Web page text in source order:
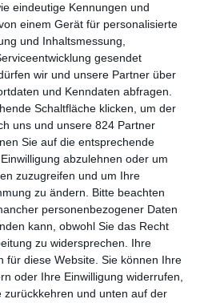
eindeutige Kennungen und
einem Gerät für personalisierte
und Inhaltsmessung,
gesendet
wir und unsere Partner über
und Kenndaten abfragen.
Schaltfläche klicken, um der
uns und unsere 824 Partner
Sie auf die entsprechende
abzulehnen oder um
zuzugreifen und um Ihre
zu ändern. Bitte beachten
personenbezogener Daten
kann, obwohl Sie das Recht
zu widersprechen. Ihre
für diese Website. Sie können Ihre
oder Ihre Einwilligung widerrufen,
zurückkehren und unten auf der
und die Menschen, die in ihnen
sich die Frage, was sie genau mit
die italienischen Regisseure
,Ferruccio GoiaundAlberto
auf ihrem Höhepunkt
mit den Arbeiten an ihrem Projekt
der Regierung zum „social
an sich führten zu
Strafvollzug und Gefängnisse
Als es während des ersten
zu Gefangenenaufständen
die Relevanz ihrer
Entstanden ist schließlich ein
Episoden seinem Zuschauer den
Perspektiven zeigt.